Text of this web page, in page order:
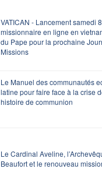
VATICAN - Lancement samedi
missionnaire en ligne en
du Pape pour la prochaine
Missions
Le Manuel des communautés
latine pour faire face à la crise
histoire de communion
Le Cardinal Aveline,
Beaufort et le renouveau